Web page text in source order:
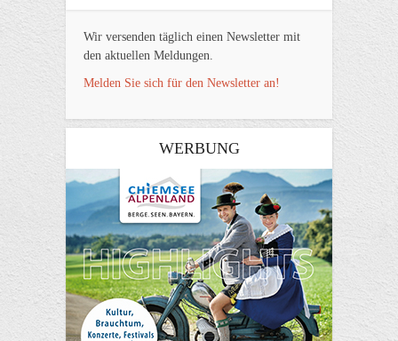
Wir versenden täglich einen Newsletter mit
den aktuellen Meldungen.
Melden Sie sich für den Newsletter an!
WERBUNG